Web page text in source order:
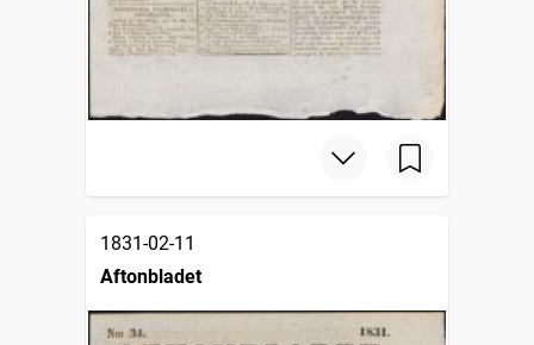
1831-02-11
Aftonbladet